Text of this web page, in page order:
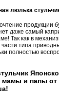
люлька
продукции
даже самый
Так как в
типа
полностью
и папы от